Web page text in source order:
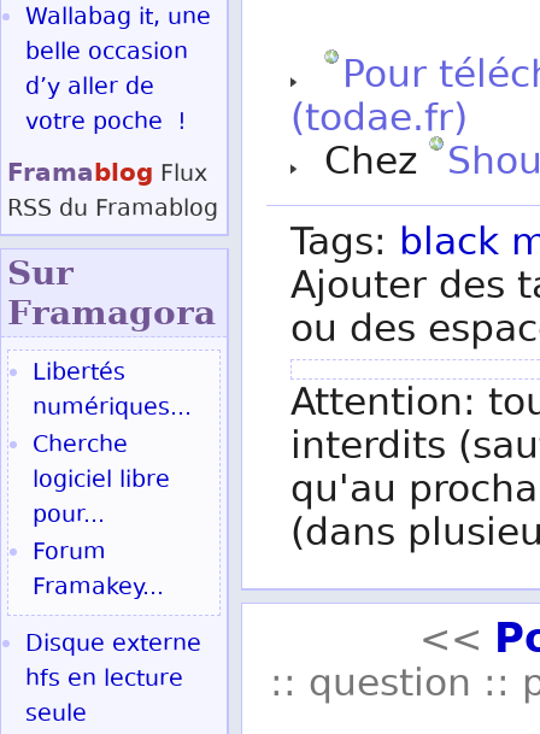
Pour
(todae.fr)
Chez
Tags: black
Ajouter des
ou des
Attention:
interdits
qu'au
(dans
<<
:: question ::
Wallabag it, une
belle occasion
d’y aller de
votre poche !
Framablog Flux
RSS du Framablog
Sur
Framagora
Libertés
numériques...
Cherche
logiciel libre
pour...
Forum
Framakey...
Disque externe
hfs en lecture
seule